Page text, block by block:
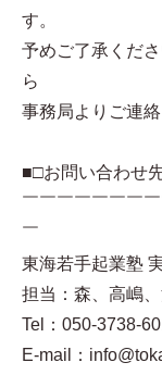
す。
予めご了承くだ
ら
事務局よりご連
■□お問い合わせ
￣￣￣￣￣￣￣
￣
東海若手起業塾
担当：森、高嶋
Tel：050-3738-
E-mail：